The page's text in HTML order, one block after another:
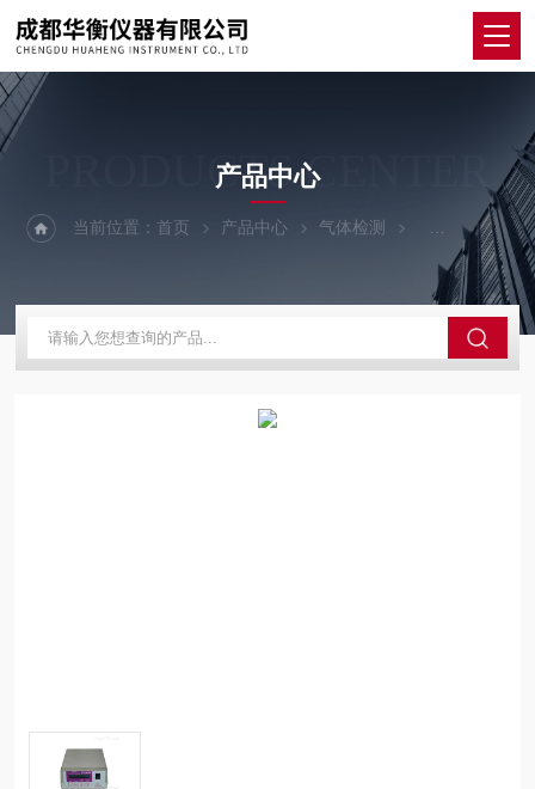
PRODUCTS CENTER
产品中心
当前位置：首页 产品中心 气体检测 便携单一气体